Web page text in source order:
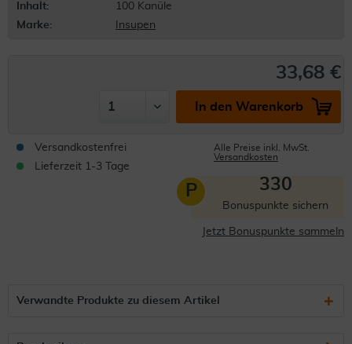
Inhalt:
100 Kanüle
Marke:
Insupen
33,68 €
In den Warenkorb
Versandkostenfrei
Lieferzeit 1-3 Tage
Alle Preise inkl. MwSt.
Versandkosten
P 330
Bonuspunkte sichern
Jetzt Bonuspunkte sammeln
Verwandte Produkte zu diesem Artikel